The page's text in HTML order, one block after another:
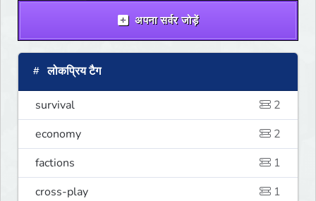
अपना सर्वर जोड़ें
लोकप्रिय टैग
survival
2
economy
2
factions
1
cross-play
1